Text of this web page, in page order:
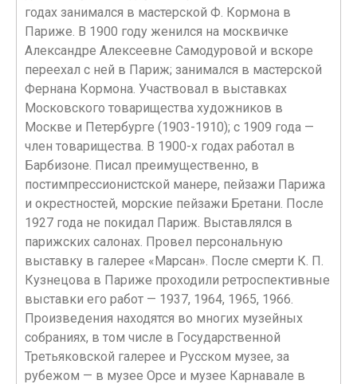
годах занимался в мастерской Ф. Кормона в
Париже. В 1900 году женился на москвичке
Александре Алексеевне Самодуровой и вскоре
переехал с ней в Париж; занимался в мастерской
Фернана Кормона. Участвовал в выставках
Московского товарищества художников в
Москве и Петербурге (1903-1910); с 1909 года —
член товарищества. В 1900-х годах работал в
Барбизоне. Писал преимущественно, в
постимпрессионистской манере, пейзажи Парижа
и окрестностей, морские пейзажи Бретани. После
1927 года не покидал Париж. Выставлялся в
парижских салонах. Провел персональную
выставку в галерее «Марсан». После смерти К. П.
Кузнецова в Париже проходили ретроспективные
выставки его работ — 1937, 1964, 1965, 1966.
Произведения находятся во многих музейных
собраниях, в том числе в Государственной
Третьяковской галерее и Русском музее, за
рубежом — в музее Орсе и музее Карнавале в